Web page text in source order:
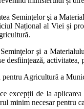
Seminţelor şi a
Național al Viei și
şi a
desființează,
Agricultură a
excepții de la
minim necesar pentru